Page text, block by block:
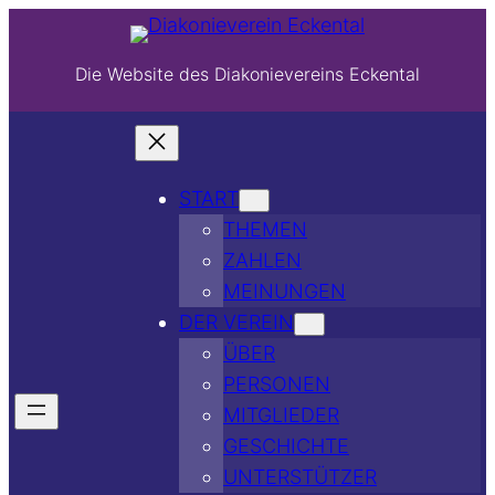
Die Website des Diakonievereins Eckental
START
THEMEN
ZAHLEN
MEINUNGEN
DER VEREIN
ÜBER
PERSONEN
MITGLIEDER
GESCHICHTE
UNTERSTÜTZER